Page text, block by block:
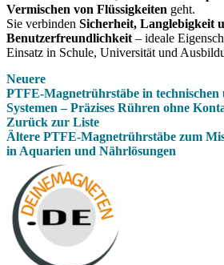
Vermischen von Flüssigkeiten geht.
Sie verbinden Sicherheit, Langlebigkeit
Benutzerfreundlichkeit – ideale
Einsatz in Schule, Universität und
Neuere
PTFE-Magnetrührstäbe in technischen
Systemen – Präzises Rühren ohne
Zurück zur Liste
Ältere PTFE-Magnetrührstäbe zum
in Aquarien und Nährlösungen